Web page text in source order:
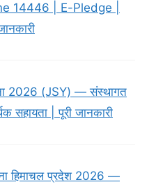
14446 | E-Pledge |
2026 (JSY) — संस्थागत
सहायता | पूरी जानकारी
हिमाचल प्रदेश 2026 —